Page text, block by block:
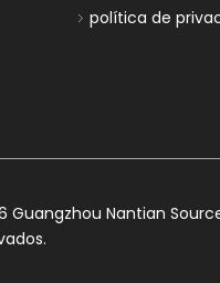
política de
Guangzhou Nantian